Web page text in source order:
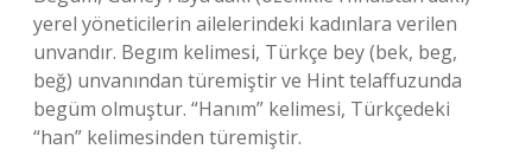
yerel yöneticilerin ailelerindeki kadınlara verilen
unvandır. Begım kelimesi, Türkçe bey (bek, beg,
beğ) unvanından türemiştir ve Hint telaffuzunda
begüm olmuştur. “Hanım” kelimesi, Türkçedeki
“han” kelimesinden türemiştir.